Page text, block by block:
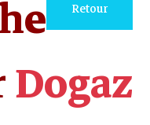
Retour
Dogaz